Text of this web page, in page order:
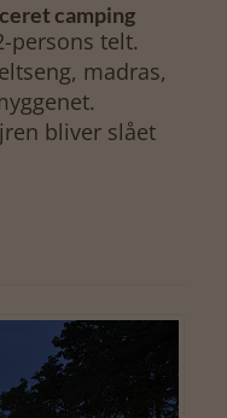
camping
persons telt.
madras,
bliver slået